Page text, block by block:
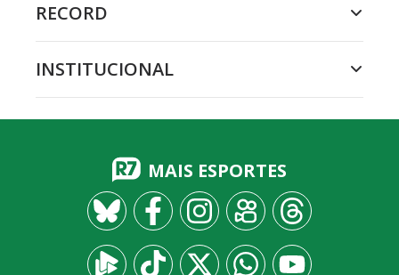
RECORD
INSTITUCIONAL
MAIS ESPORTES